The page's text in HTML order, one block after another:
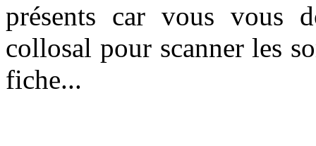
présents car vous vous
collosal pour scanner les
fiche...